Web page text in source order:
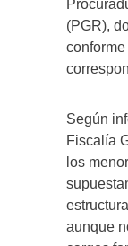
(PGR),
conforme
Según
Fiscalía
los
aunque